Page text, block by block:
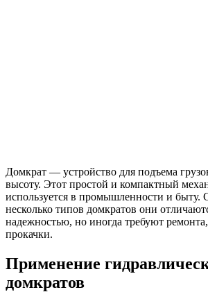
Домкрат — устройство для подъема
высоту. Этот простой и компактный
используется в промышленности и быту.
несколько типов домкратов они
надежностью, но иногда требуют
прокачки.
Применение
домкратов